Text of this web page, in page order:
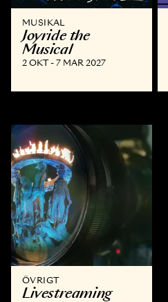
MUSIKAL
Joyride the
Musical
2 OKT - 7 MAR 2027
ÖVRIGT
Livestreaming